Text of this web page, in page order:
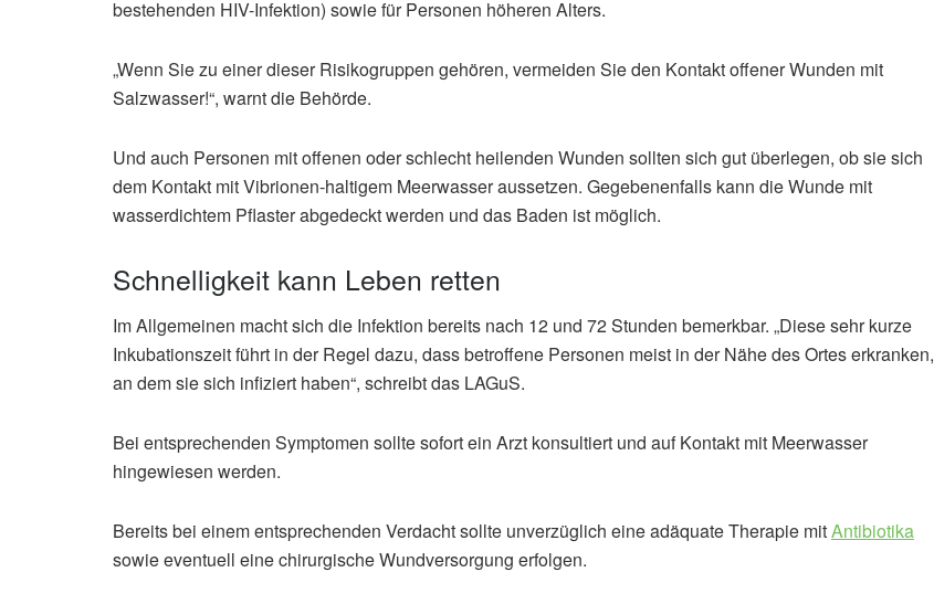
bestehenden HIV-Infektion) sowie für Personen höheren Alters.
„Wenn Sie zu einer dieser Risikogruppen gehören, vermeiden Sie den Kontakt offener Wunden mit
Salzwasser!“, warnt die Behörde.
Und auch Personen mit offenen oder schlecht heilenden Wunden sollten sich gut überlegen, ob sie sich
dem Kontakt mit Vibrionen-haltigem Meerwasser aussetzen. Gegebenenfalls kann die Wunde mit
wasserdichtem Pflaster abgedeckt werden und das Baden ist möglich.
Schnelligkeit kann Leben retten
Im Allgemeinen macht sich die Infektion bereits nach 12 und 72 Stunden bemerkbar. „Diese sehr kurze
Inkubationszeit führt in der Regel dazu, dass betroffene Personen meist in der Nähe des Ortes erkranken,
an dem sie sich infiziert haben“, schreibt das LAGuS.
Bei entsprechenden Symptomen sollte sofort ein Arzt konsultiert und auf Kontakt mit Meerwasser
hingewiesen werden.
Bereits bei einem entsprechenden Verdacht sollte unverzüglich eine adäquate Therapie mitAntibiotika
sowie eventuell eine chirurgische Wundversorgung erfolgen.